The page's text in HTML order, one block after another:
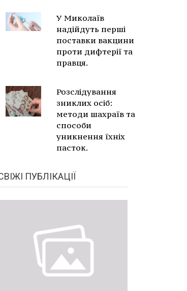
У Миколаїв
надійдуть перші
поставки вакцини
проти дифтерії та
правця.
Розслідування
зниклих осіб:
методи шахраїв та
способи
уникнення їхніх
пасток.
ПУБЛІКАЦІЇ